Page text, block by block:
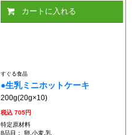
カートに入れる
すぐる食品
●生乳ミニホットケーキ
200g(20g×10)
税込705円
特定原材料
8品目： 卵,小麦,乳